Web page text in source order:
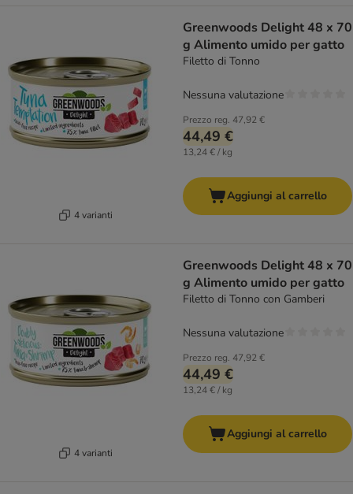
4 varianti
Greenwoods Delight 48 x 70
g Alimento umido per gatto
Filetto di Tonno
Prezzo reg. 47,92 €
44,49 €
13,24 € / kg
Nessuna valutazione
Aggiungi al carrello
4 varianti
Greenwoods Delight 48 x 70
g Alimento umido per gatto
Filetto di Tonno con Gamberi
Prezzo reg. 47,92 €
44,49 €
13,24 € / kg
Nessuna valutazione
Aggiungi al carrello